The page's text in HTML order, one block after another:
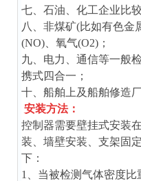
七、石油、化工企业比
八、非煤矿(比如有色金
(NO)、氧气(O2)；
九、电力、通信等一般
携式四合一；
十、船舶上及船舶修造
安装方法：
控制器需要壁挂式安装
装、墙壁安装、支架固
下：
1、当被检测气体密度